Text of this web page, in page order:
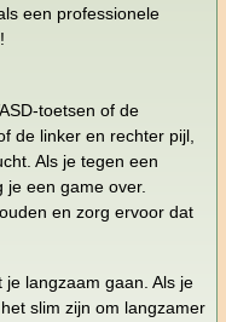
een professionele
toetsen of de
de linker en rechter pijl,
Als je tegen een
je een game over.
en zorg ervoor dat
langzaam gaan. Als je
slim zijn om langzamer